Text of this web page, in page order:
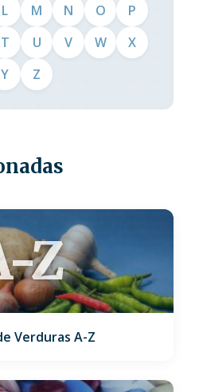
L M N O
P
T U V W
X
Y
Z
Z
Verduras A-Z